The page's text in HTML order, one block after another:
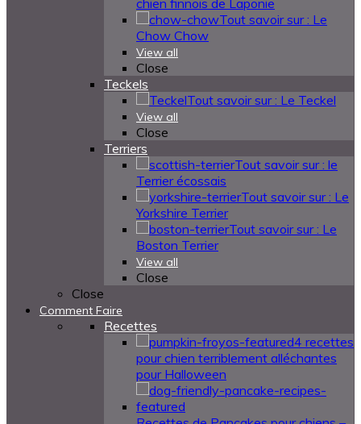
chien finnois de Laponie
Tout savoir sur : Le
Chow Chow
View all
Close
Teckels
Tout savoir sur : Le Teckel
View all
Close
Terriers
Tout savoir sur : le
Terrier écossais
Tout savoir sur : Le
Yorkshire Terrier
Tout savoir sur : Le
Boston Terrier
View all
Close
Close
Comment Faire
Recettes
4 recettes
pour chien terriblement alléchantes
pour Halloween